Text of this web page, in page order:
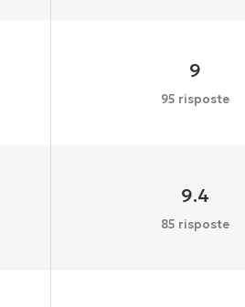
9
95 risposte
9.4
85 risposte